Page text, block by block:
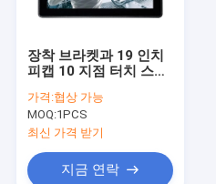
장착 브라켓과 19 인치
피캡 10 지점 터치 스크
가격:협상 가능
MOQ:1PCS
최신 가격 받기
지금 연락